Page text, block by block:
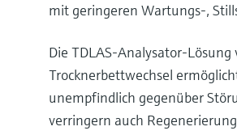
mit geringeren Wartungs-,
Die TDLAS-Analysator-
Trocknerbettwechsel
unempfindlich gegenüber
verringern auch